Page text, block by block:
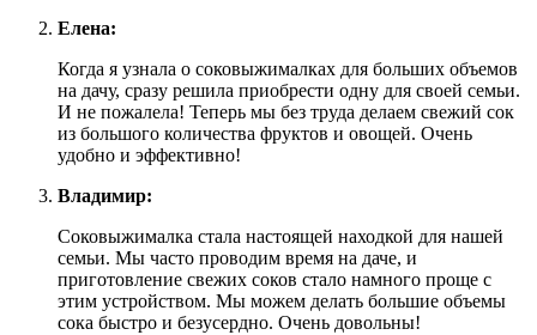
Елена:
Когда я узнала о соковыжималках для больших объемов
на дачу, сразу решила приобрести одну для своей семьи.
И не пожалела! Теперь мы без труда делаем свежий сок
из большого количества фруктов и овощей. Очень
удобно и эффективно!
Владимир:
Соковыжималка стала настоящей находкой для нашей
семьи. Мы часто проводим время на даче, и
приготовление свежих соков стало намного проще с
этим устройством. Мы можем делать большие объемы
сока быстро и безусердно. Очень довольны!